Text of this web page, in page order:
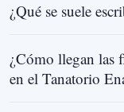
¿Qué se suele
¿Cómo llegan las
en el Tanatorio